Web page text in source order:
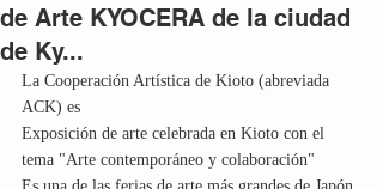
de Arte KYOCERA de la ciudad
de Ky...
La Cooperación Artística de Kioto (abreviada
ACK) es
Exposición de arte celebrada en Kioto con el
tema "Arte contemporáneo y colaboración"